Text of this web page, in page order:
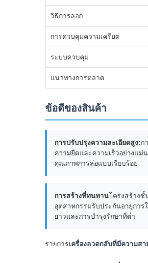
วิธีการลอก
การควบคุมความเครียด
ระบบควบคุม
แนวทางการตลาด
ข้อดีของสินค้า
การปรับปรุงความละเอียดสูง:ก
ความยืดและความเร็วอย่างแม่
คุณภาพการล่อแบบเรียบร้อย
การสร้างที่ทนทานโครงสร้างชั้
อุตสาหกรรมรับประกันอายุการ
ยาวและการบํารุงรักษาที่ต่ํา
รายการเครื่องลวดกลับที่มีความสา